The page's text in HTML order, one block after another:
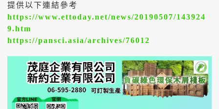
提供以下連結參考
https://www.ettoday.net/news/20190507/143924
9.htm
https://pansci.asia/archives/76012